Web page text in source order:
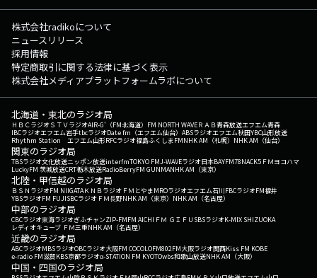
株式会社radikoについて
ニュースリリース
採用情報
特定商取引に関する法律に基づく表示
株式会社メディアプラットフォームラボについて
北海道・東北のラジオ局
ＨＢＣラジオＳＴＶラジオAIR-G'（FM北海道） FM NORTH WAVEＲＡＢ青森放送エフエム青森
IBCラジオエフエム岩手tbcラジオDate fm（エフエム仙台） ABSラジオエフエム秋田YBC山形放送
Rhythm Station エフエム山形RFCラジオ福島ふくしまFMNHK AM（札幌） NHK AM（仙台）
関東のラジオ局
TBSラジオ文化放送ニッポン放送interfmTOKYO FMJ-WAVEラジオ日本BAYFM78NACK5 ＦＭヨコハマ
LuckyFM 茨城放送CRT栃木放送RadioBerryFM GUNMANHK AM（東京）
北陸・甲信越のラジオ局
ＢＳＮラジオFM NIIGATAＫＮＢラジオ ＦＭとやまMROラジオエフエム石川FBCラジオFM福井
YBSラジオFM FUJISBCラジオ ＦＭ長野NHK AM（東京） NHK AM（名古屋）
中部のラジオ局
CBCラジオ東海ラジオぎふチャンZIP-FMFM AICHI ＦＭ ＧＩＦＵ SBSラジオK-MIX SHIZUOKA
レディオキューブ ＦＭ三重NHK AM（名古屋）
近畿のラジオ局
ABCラジオMBSラジオOBCラジオ大阪FM COCOLOFM802FM大阪ラジオ関西Kiss FM KOBE
e-radio FM滋賀KBS京都ラジオα-STATION FM KYOTOwbs和歌山放送NHK AM（大阪）
中国・四国のラジオ局